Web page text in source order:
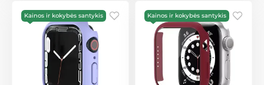
Kainos ir kokybės santykis Kainos ir kokybės santykis